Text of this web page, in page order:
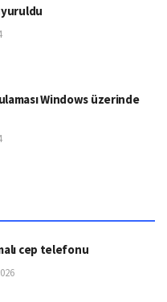
Windows üzerinde
cep telefonu